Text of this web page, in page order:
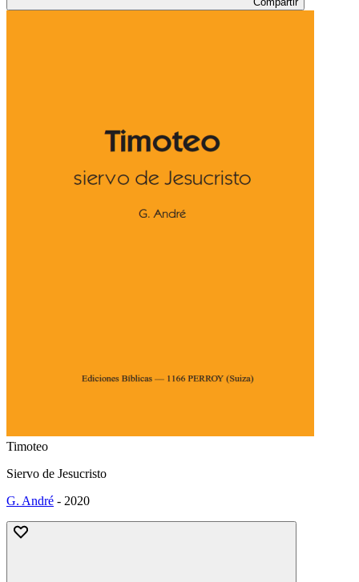
Timoteo
Siervo de Jesucristo
G. André - 2020